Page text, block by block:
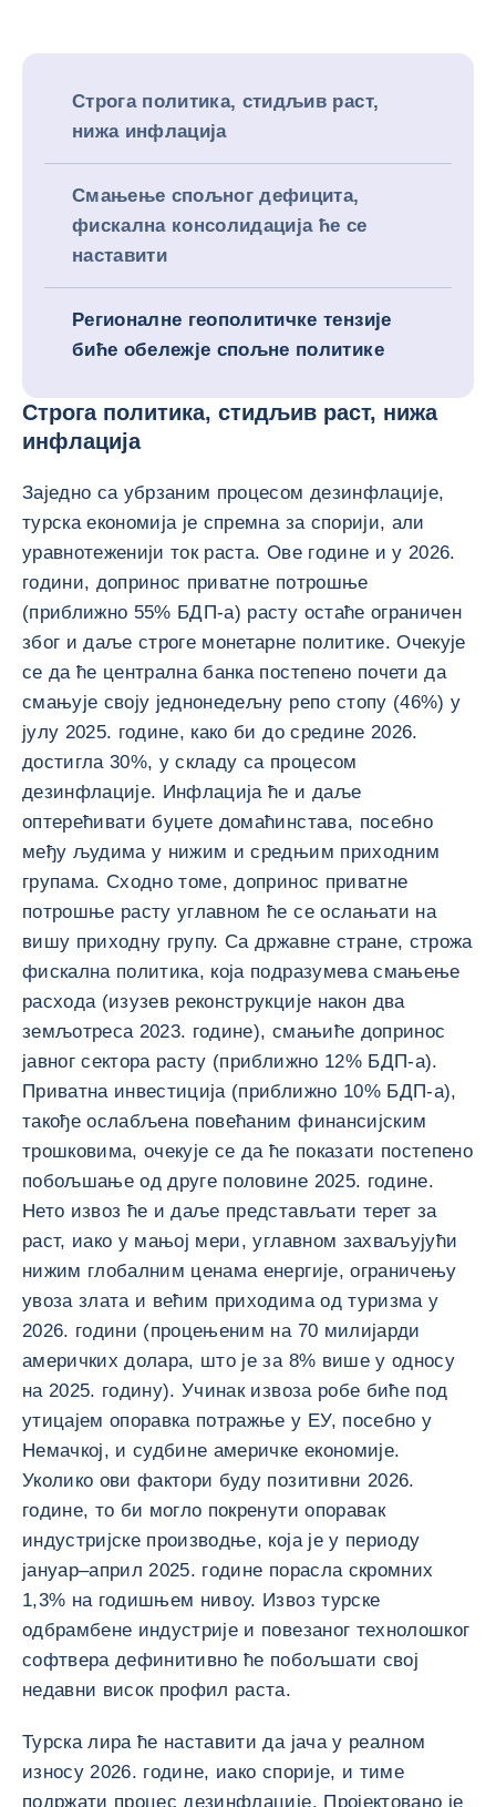
Строга политика, стидљив раст,
нижа инфлација
Смањење спољног дефицита,
фискална консолидација ће се
наставити
Регионалне геополитичке тензије
биће обележје спољне политике
Строга политика, стидљив раст, нижа
инфлација
Заједно са убрзаним процесом дезинфлације,
турска економија је спремна за спорији, али
уравнотеженији ток раста. Ове године и у 2026.
години, допринос приватне потрошње
(приближно 55% БДП-а) расту остаће ограничен
због и даље строге монетарне политике. Очекује
се да ће централна банка постепено почети да
смањује своју једнонедељну репо стопу (46%) у
јулу 2025. године, како би до средине 2026.
достигла 30%, у складу са процесом
дезинфлације. Инфлација ће и даље
оптерећивати буџете домаћинстава, посебно
међу људима у нижим и средњим приходним
групама. Сходно томе, допринос приватне
потрошње расту углавном ће се ослањати на
вишу приходну групу. Са државне стране, строжа
фискална политика, која подразумева смањење
расхода (изузев реконструкције након два
земљотреса 2023. године), смањиће допринос
јавног сектора расту (приближно 12% БДП-а).
Приватна инвестиција (приближно 10% БДП-а),
такође ослабљена повећаним финансијским
трошковима, очекује се да ће показати постепено
побољшање од друге половине 2025. године.
Нето извоз ће и даље представљати терет за
раст, иако у мањој мери, углавном захваљујући
нижим глобалним ценама енергије, ограничењу
увоза злата и већим приходима од туризма у
2026. години (процењеним на 70 милијарди
америчких долара, што је за 8% више у односу
на 2025. годину). Учинак извоза робе биће под
утицајем опоравка потражње у ЕУ, посебно у
Немачкој, и судбине америчке економије.
Уколико ови фактори буду позитивни 2026.
године, то би могло покренути опоравак
индустријске производње, која је у периоду
јануар–април 2025. године порасла скромних
1,3% на годишњем нивоу. Извоз турске
одбрамбене индустрије и повезаног технолошког
софтвера дефинитивно ће побољшати свој
недавни висок профил раста.
Турска лира ће наставити да јача у реалном
износу 2026. године, иако спорије, и тиме
подржати процес дезинфлације. Пројектовано је